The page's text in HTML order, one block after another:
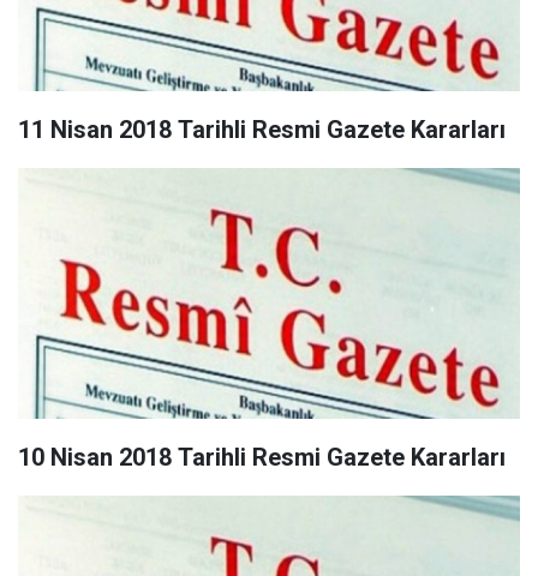
11 Nisan 2018 Tarihli Resmi Gazete Kararları
10 Nisan 2018 Tarihli Resmi Gazete Kararları